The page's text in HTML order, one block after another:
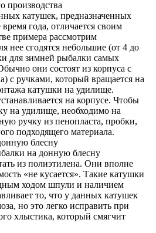
производства
катушек, предназначенных
года, отличается своим
примера рассмотрим
нее сгодятся небольшие (от 4 до
для зимней рыбалки самых
они состоят из корпуса с
с ручками, который вращается на
катушки на удилище.
на корпусе. Чтобы
на удилище, необходимо на
ручку из пенопласта, пробки,
подходящего материала.
блесну
на донную блесну
из полиэтилена. Они вполне
«не кусается». Такие катушки
ходом шпули и наличием
то, что у данных катушек
но это легко исправить при
хлыстика, который смягчит